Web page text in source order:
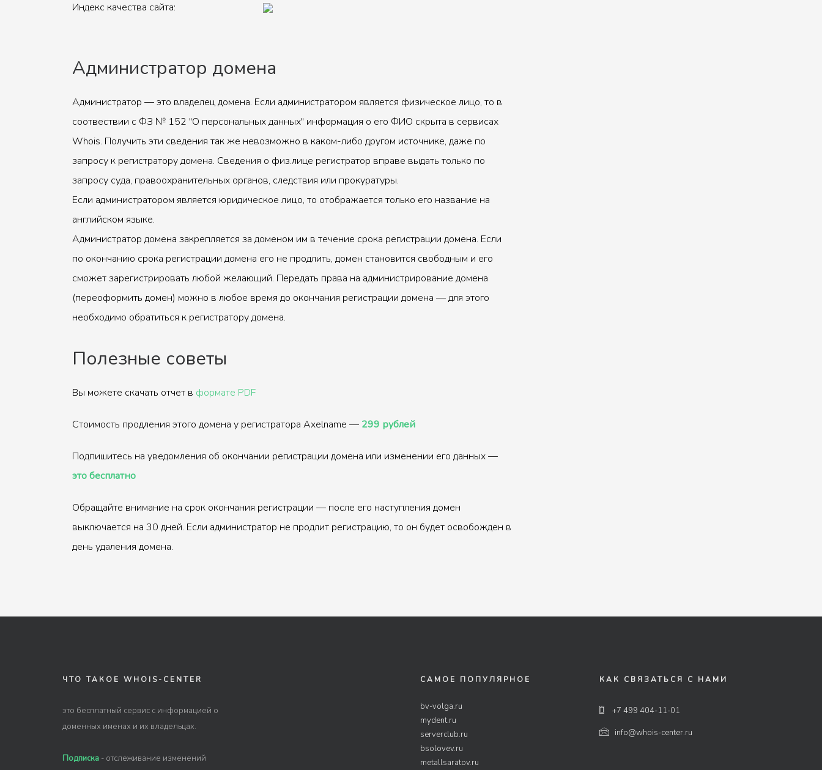
Индекс качества сайта:
Администратор домена
Администратор — это владелец домена. Если администратором является физическое лицо, то в
соотвествии с ФЗ № 152 "О персональных данных" информация о его ФИО скрыта в сервисах
Whois. Получить эти сведения так же невозможно в каком-либо другом источнике, даже по
запросу к регистратору домена. Сведения о физ.лице регистратор вправе выдать только по
запросу суда, правоохранительных органов, следствия или прокуратуры.
Если администратором является юридическое лицо, то отображается только его название на
английском языке.
Администратор домена закрепляется за доменом им в течение срока регистрации домена. Если
по окончанию срока регистрации домена его не продлить, домен становится свободным и его
сможет зарегистрировать любой желающий. Передать права на администрирование домена
(переоформить домен) можно в любое время до окончания регистрации домена — для этого
необходимо обратиться к регистратору домена.
Полезные советы
Вы можете скачать отчет в формате PDF
Стоимость продления этого домена у регистратора Axelname — 299 рублей
Подпишитесь на уведомления об окончании регистрации домена или изменении его данных —
это бесплатно
Обращайте внимание на срок окончания регистрации — после его наступления домен
выключается на 30 дней. Если администратор не продлит регистрацию, то он будет освобожден в
день удаления домена.
ЧТО ТАКОЕ WHOIS-CENTER
это бесплатный сервис с информацией о
доменных именах и их владельцах.
Подписка - отслеживание изменений
САМОЕ ПОПУЛЯРНОЕ
bv-volga.ru
mydent.ru
serverclub.ru
bsolovev.ru
metallsaratov.ru
КАК СВЯЗАТЬСЯ С НАМИ
+7 499 404-11-01
info@whois-center.ru